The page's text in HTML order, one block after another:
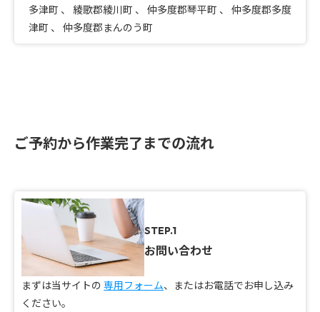
多津町 、 綾歌郡綾川町 、 仲多度郡琴平町 、 仲多度郡多度
津町 、 仲多度郡まんのう町
ご予約から作業完了までの流れ
STEP.1
お問い合わせ
まずは当サイトの 専用フォーム、またはお電話でお申し込み
ください。